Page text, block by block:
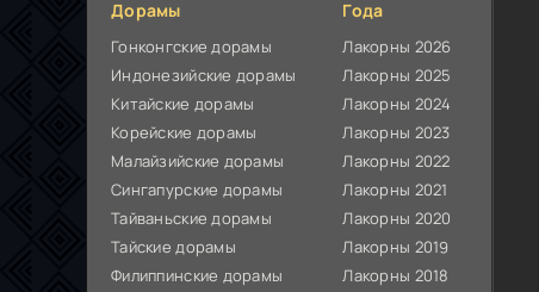
Дорамы
Гонконгские дорамы
Индонезийские дорамы
Китайские дорамы
Корейские дорамы
Малайзийские дорамы
Сингапурские дорамы
Тайваньские дорамы
Тайские дорамы
Филиппинские дорамы
Года
Лакорны 2026
Лакорны 2025
Лакорны 2024
Лакорны 2023
Лакорны 2022
Лакорны 2021
Лакорны 2020
Лакорны 2019
Лакорны 2018